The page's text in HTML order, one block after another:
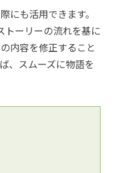
にも活用できます。
トーリーの流れを基に
内容を修正すること
、スムーズに物語を